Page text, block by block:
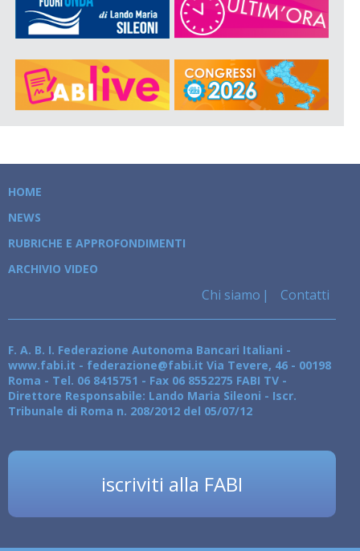
HOME
NEWS
RUBRICHE E APPROFONDIMENTI
ARCHIVIO VIDEO
Chi siamo Contatti
F. A. B. I. Federazione Autonoma Bancari Italiani -
www.fabi.it - federazione@fabi.it Via Tevere, 46 - 00198
Roma - Tel. 06 8415751 - Fax 06 8552275 FABI TV -
Direttore Responsabile: Lando Maria Sileoni - Iscr.
Tribunale di Roma n. 208/2012 del 05/07/12
iscriviti alla FABI